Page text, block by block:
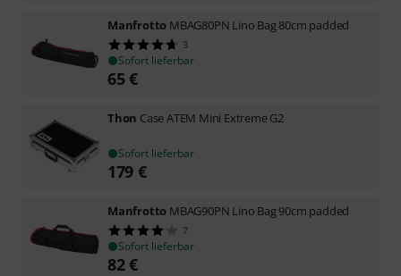
Manfrotto MBAG80PN Lino Bag 80cm padded
3
Sofort lieferbar
65€
Thon Case ATEM Mini Extreme G2
Sofort lieferbar
179 €
Manfrotto MBAG90PN Lino Bag 90cm padded
7
Sofort lieferbar
82€